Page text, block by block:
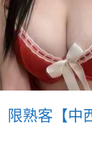
限熟客【中